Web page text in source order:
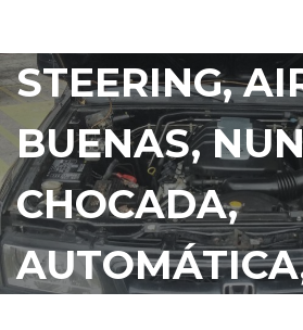
STEERING,
BUENAS,
CHOCADA,